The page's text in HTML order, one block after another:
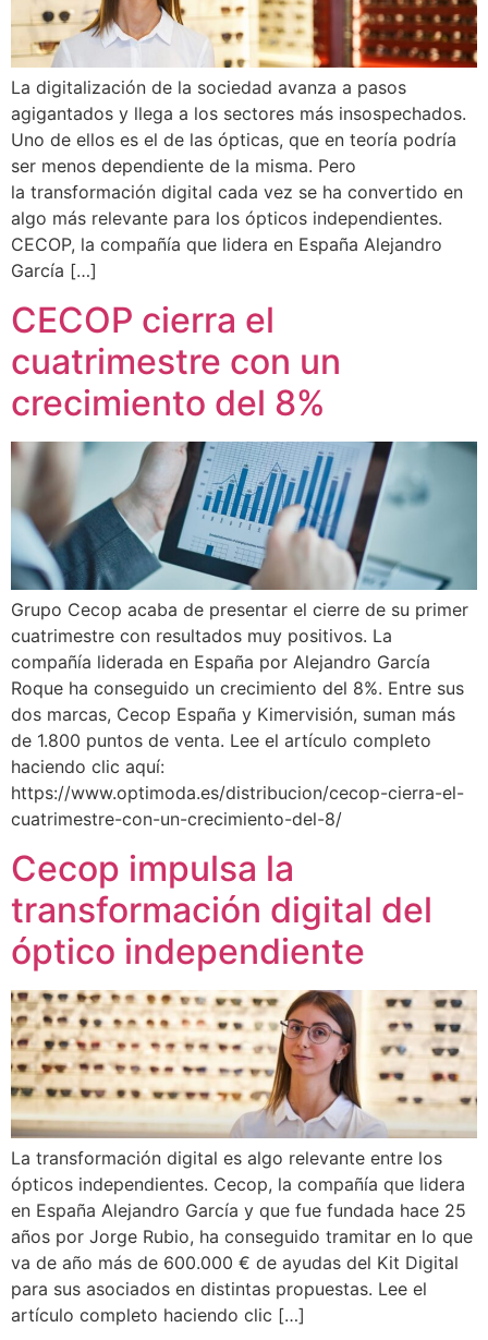
La digitalización de la sociedad avanza a pasos
agigantados y llega a los sectores más insospechados.
Uno de ellos es el de las ópticas, que en teoría podría
ser menos dependiente de la misma. Pero
la transformación digital cada vez se ha convertido en
algo más relevante para los ópticos independientes.
CECOP, la compañía que lidera en España Alejandro
García […]
CECOP cierra el
cuatrimestre con un
crecimiento del 8%
Grupo Cecop acaba de presentar el cierre de su primer
cuatrimestre con resultados muy positivos. La
compañía liderada en España por Alejandro García
Roque ha conseguido un crecimiento del 8%. Entre sus
dos marcas, Cecop España y Kimervisión, suman más
de 1.800 puntos de venta. Lee el artículo completo
haciendo clic aquí:
https://www.optimoda.es/distribucion/cecop-cierra-el-
cuatrimestre-con-un-crecimiento-del-8/
Cecop impulsa la
transformación digital del
óptico independiente
La transformación digital es algo relevante entre los
ópticos independientes. Cecop, la compañía que lidera
en España Alejandro García y que fue fundada hace 25
años por Jorge Rubio, ha conseguido tramitar en lo que
va de año más de 600.000 € de ayudas del Kit Digital
para sus asociados en distintas propuestas. Lee el
artículo completo haciendo clic […]